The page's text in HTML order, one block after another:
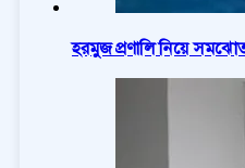
হরমুজ প্রণালি নিয়ে